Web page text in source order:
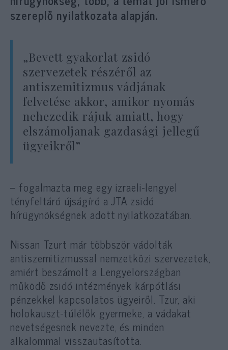
szereplő nyilatkozata alapján.
„Bevett gyakorlat zsidó
szervezetek részéről az
antiszemitizmus vádjának
felvetése akkor, amikor nyomás
nehezedik rájuk amiatt, hogy
elszámoljanak gazdasági jellegű
ügyeikről”
– fogalmazta meg egy izraeli-lengyel
tényfeltáró újságíró a JTA zsidó
hírügynökségnek adott nyilatkozatában.
Nissan Tzurt már többször vádolták
antiszemitizmussal nemzetközi szervezetek,
amiért beszámolt a Lengyelországban
működő zsidó intézmények kárpótlási
pénzekkel kapcsolatos ügyeiről. Tzur, aki
holokauszt-túlélők gyermeke, a vádakat
nevetségesnek nevezte, és minden
alkalommal visszautasította.